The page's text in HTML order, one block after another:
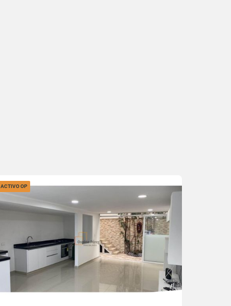
ACTIVO OP